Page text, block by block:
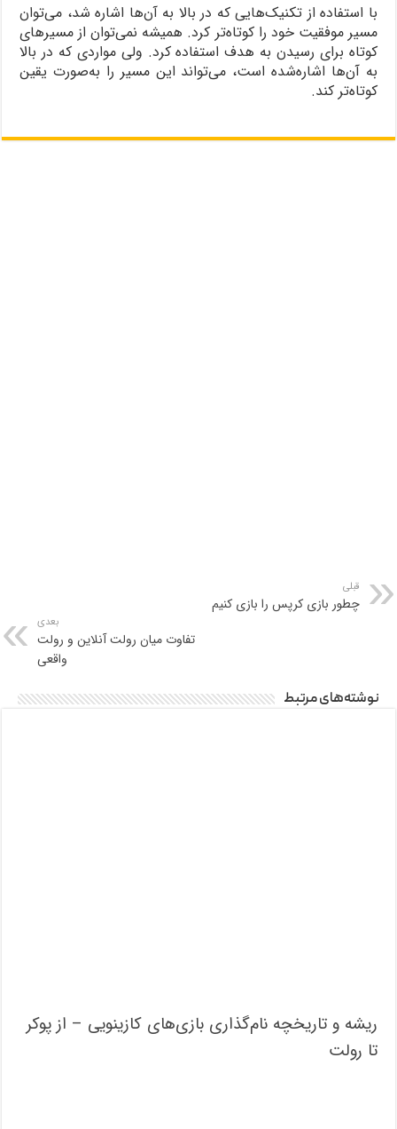
با استفاده از تکنیک‌هایی که در بالا به آن‌ها اشاره شد، می‌توان
مسیر موفقیت خود را کوتاه‌تر کرد. همیشه نمی‌توان از مسیرهای
کوتاه برای رسیدن به هدف استفاده کرد. ولی مواردی که در بالا
به آن‌ها اشاره‌شده است، می‌تواند این مسیر را به‌صورت یقین
کوتاه‌تر کند.
قبلی
چطور بازی کرپس را بازی کنیم
بعدی
تفاوت میان رولت آنلاین و رولت
واقعی
نوشته‌های مرتبط
ریشه و تاریخچه نام‌گذاری بازی‌های کازینویی – از پوکر
تا رولت